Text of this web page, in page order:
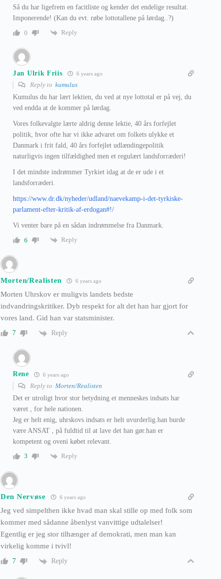
Så du har ligefrem en facitliste og kender det endelige resultat.
Imponerende! (Kan du evt. røbe lottotallene på lørdag..?)
0
Reply
Jan Ulrik Friis 6 years ago
Reply to kumulus
Kumulus du har lært lektien, du ved at nye lottotal er på vej, du
ved endda at de kommer på lørdag.
Vores folkevalgte lærte aldrig denne lektie, 40 års forfejlet
politik, hvor ofte har vi ikke advaret om folkets ulykke et
Danmark i frit fald, 40 års forfejlet udlændingepolitik
naturligvis ingen tilfældighed men et regulært landsforræderi!
I det mindste indrømmer Tyrkiet idag at de er ude i et
landsforræderi.
https://www.dr.dk/nyheder/udland/naevekamp-i-det-tyrkiske-
parlament-efter-kritik-af-erdogan#!/
Vi venter bare på en sådan indrømmelse fra Danmark.
6
Reply
Morten/Realisten 6 years ago
Morten Uhrskov er muligvis landets bedste
indvandringskritiker. Dyb respekt for alt det han har gjort for
vores land. Gid han var statsminister.
7 Reply
Rene 6 years ago
Reply to Morten/Realisten
Det er utroligt hvor stor betydning et menneskes indsats har
været , for hele nationen.
Jeg er helt enig, uhrskovs indsats er helt uvurderlig.han burde
være ANSAT , på fuldtid til at lave det han gør.han er
kompetent og oveni købet relevant.
3
Reply
Den Nervøse 6 years ago
Jeg ved simpelthen ikke hvad man skal stille op med folk som
kommer med sådanne åbenlyst vanvittige udtalelser!
Egentlig er jeg stor tilhænger af demokrati, men man kan
virkelig komme i tvivl!
7 Reply